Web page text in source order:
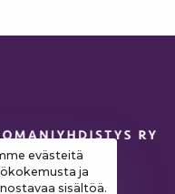
evästeitä
ja
sisältöä.